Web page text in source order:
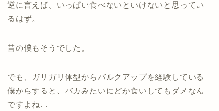
逆に言えば、いっぱい食べないといけないと思ってい
るはず。
昔の僕もそうでした。
でも、ガリガリ体型からバルクアップを経験している
僕からすると、バカみたいにどか食いしてもダメなん
ですよね…